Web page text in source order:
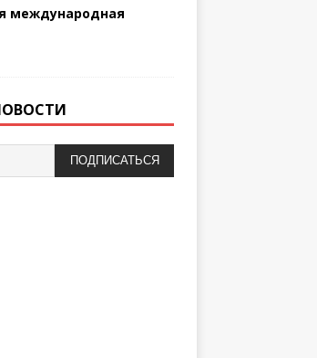
международная
ПОДПИСАТЬСЯ